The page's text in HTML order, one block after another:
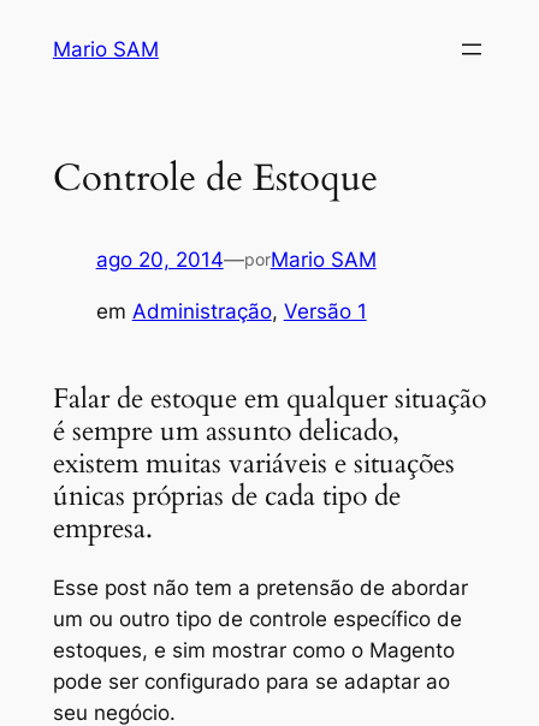
Mario SAM
Controle de Estoque
ago 20, 2014—porMario SAM
em Administração, Versão 1
Falar de estoque em qualquer situação
é sempre um assunto delicado,
existem muitas variáveis e situações
únicas próprias de cada tipo de
empresa.
Esse post não tem a pretensão de abordar
um ou outro tipo de controle específico de
estoques, e sim mostrar como o Magento
pode ser configurado para se adaptar ao
seu negócio.